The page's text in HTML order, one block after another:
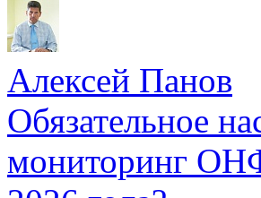
Алексей Панов
Обязательное
мониторинг